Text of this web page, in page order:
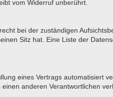
vom Widerruf unberührt.
bei der zuständigen
Sitz hat. Eine Liste der
eines Vertrags automatisiert
anderen Verantwortlichen